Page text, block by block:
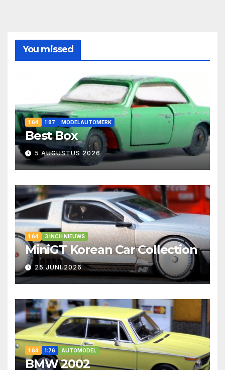
You missed
1:64 1:87 MODELAUTOMERK
Best Box
5 AUGUSTUS 2026
1:64 3 INCH NIEUWS
MiniGT Korean Car Collection
25 JUNI 2026
1:64 1:76 AUTOMODEL
BMW 2002